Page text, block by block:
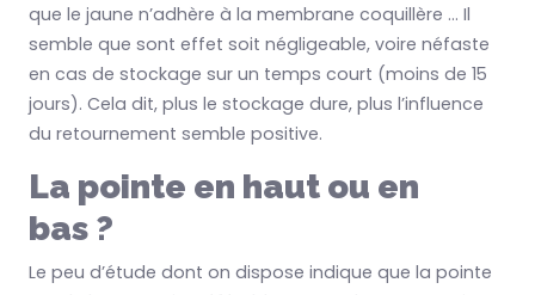
que le jaune n’adhère à la membrane coquillère … Il
semble que sont effet soit négligeable, voire néfaste
en cas de stockage sur un temps court (moins de 15
jours). Cela dit, plus le stockage dure, plus l’influence
du retournement semble positive.
La pointe en haut ou en
bas ?
Le peu d’étude dont on dispose indique que la pointe